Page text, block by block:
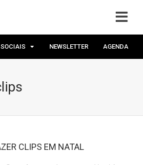
SOCIAIS NEWSLETTER AGENDA
CLIPS EM NATAL